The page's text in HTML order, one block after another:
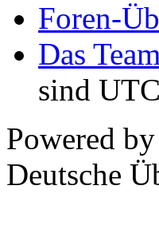
Foren-
Das Team
sind
Powered by
Deutsche